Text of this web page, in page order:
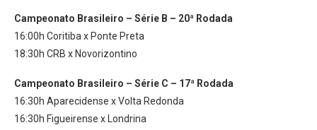
Campeonato Brasileiro – Série B – 20ª Rodada
16:00h Coritiba x Ponte Preta
18:30h CRB x Novorizontino
Campeonato Brasileiro – Série C – 17ª Rodada
16:30h Aparecidense x Volta Redonda
16:30h Figueirense x Londrina